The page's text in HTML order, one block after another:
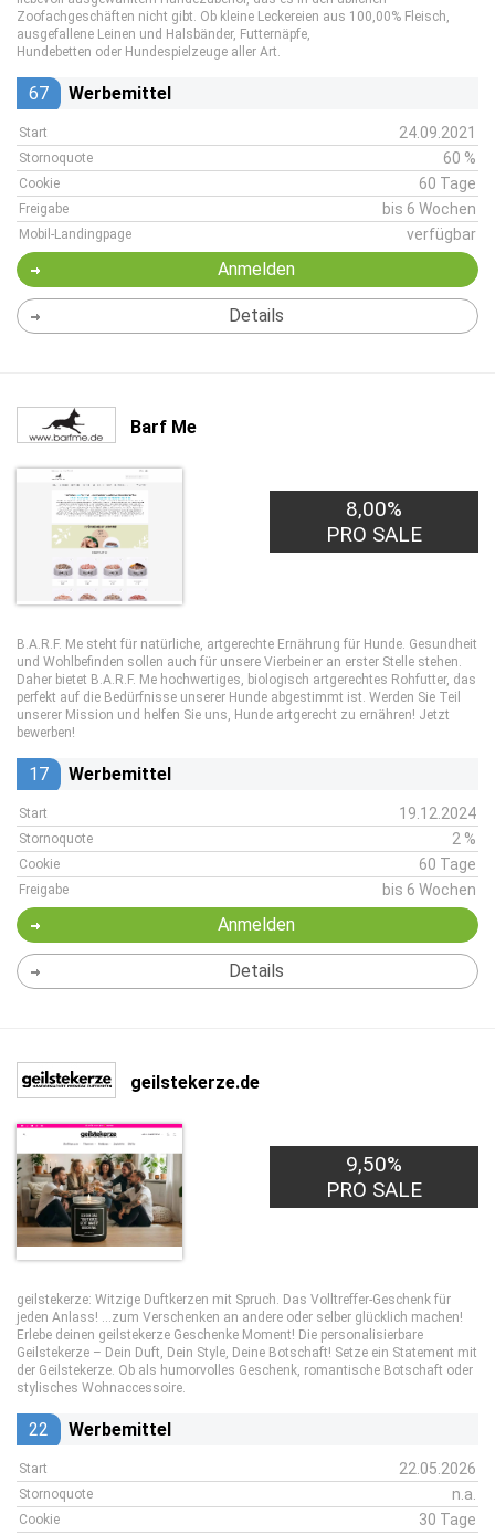
Zoofachgeschäften nicht gibt. Ob kleine Leckereien aus 100,00% Fleisch,
ausgefallene Leinen und Halsbänder, Futternäpfe,
Hundebetten oder Hundespielzeuge aller Art.
67 Werbemittel
Start 24.09.2021
Stornoquote 60 %
Cookie 60 Tage
Freigabe bis 6 Wochen
Mobil-Landingpage verfügbar
Anmelden
Details
Barf Me
8,00%
PRO SALE
B.A.R.F. Me steht für natürliche, artgerechte Ernährung für Hunde. Gesundheit
und Wohlbefinden sollen auch für unsere Vierbeiner an erster Stelle stehen.
Daher bietet B.A.R.F. Me hochwertiges, biologisch artgerechtes Rohfutter, das
perfekt auf die Bedürfnisse unserer Hunde abgestimmt ist. Werden Sie Teil
unserer Mission und helfen Sie uns, Hunde artgerecht zu ernähren! Jetzt
bewerben!
17 Werbemittel
Start 19.12.2024
Stornoquote 2 %
Cookie 60 Tage
Freigabe bis 6 Wochen
Anmelden
Details
geilstekerze.de
9,50%
PRO SALE
geilstekerze: Witzige Duftkerzen mit Spruch. Das Volltreffer-Geschenk für
jeden Anlass! …zum Verschenken an andere oder selber glücklich machen!
Erlebe deinen geilstekerze Geschenke Moment! Die personalisierbare
Geilstekerze – Dein Duft, Dein Style, Deine Botschaft! Setze ein Statement mit
der Geilstekerze. Ob als humorvolles Geschenk, romantische Botschaft oder
stylisches Wohnaccessoire.
22 Werbemittel
Start 22.05.2026
Stornoquote n.a.
Cookie 30 Tage